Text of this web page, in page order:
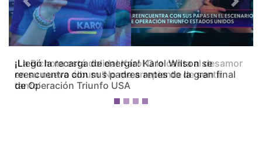
¡La Bichota está dolida! Karol G le canta al desamor
en su nuevo álbum ‘No me arrepiento de sentir
tanto’
Previous Next